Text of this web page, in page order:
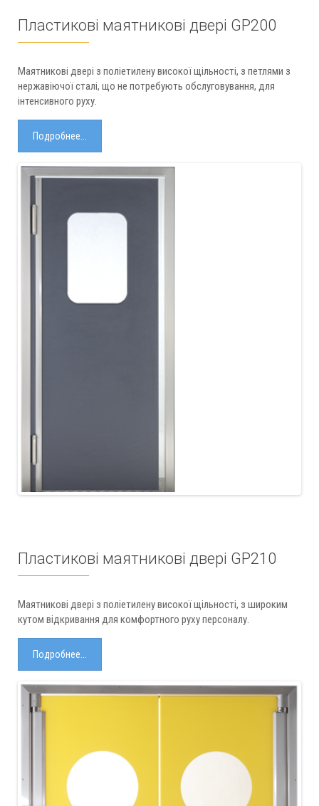
Пластикові маятникові двері GP200
Маятникові двері з поліетилену високої щільності, з петлями з
нержавіючої сталі, що не потребують обслуговування, для
інтенсивного руху.
Подробнее...
Пластикові маятникові двері GP210
Маятникові двері з поліетилену високої щільності, з широким
кутом відкривання для комфортного руху персоналу.
Подробнее...